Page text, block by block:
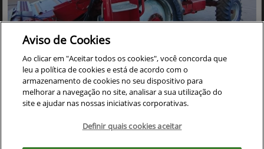
mp
arti
lhe
CASE
COLHEITADEIRA CASE 2388 ANO 2005 ACOMPANHA
PLATAFORMA DE CORTE 30 PES CARACOL
Cristalina - Goiás
R$ 390.000,00
Aviso de Cookies
Ao clicar em "Aceitar todos os cookies", você concorda que
leu a política de cookies e está de acordo com o
armazenamento de cookies no seu dispositivo para
melhorar a navegação no site, analisar a sua utilização do
site e ajudar nas nossas iniciativas corporativas.
Definir quais cookies aceitar